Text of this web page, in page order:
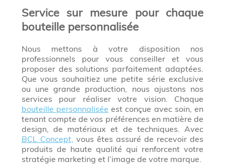
Service sur mesure pour chaque
bouteille personnalisée
Nous mettons à votre disposition nos
professionnels pour vous conseiller et vous
proposer des solutions parfaitement adaptées.
Que vous souhaitiez une petite série exclusive
ou une grande production, nous ajustons nos
services pour réaliser votre vision. Chaque
bouteille personnalisée est conçue avec soin, en
tenant compte de vos préférences en matière de
design, de matériaux et de techniques. Avec
BCL Concept, vous êtes assuré de recevoir des
produits de haute qualité qui renforcent votre
stratégie marketing et l’image de votre marque.